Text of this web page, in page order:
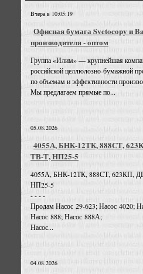
Вчера в 10:05:19
Офисная бумага Svetocopy и
производителя - оптом
Группа «Илим» — крупнейшая
российской целлюлозно-бумажной
по объемам и эффективности
Мы предлагаем прямые по...
05.08.2026
4055А, БНК-12ТК, 888СТ,
ТВ-Т, НП25-5
4055А, БНК-12ТК, 888СТ, 623КП,
НП25-5
- - - -
Продам Насос 29-623; Насос 4020;
Насос 888; Насос 888А;
Насос...
04.08.2026